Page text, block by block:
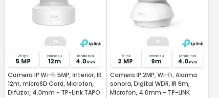
25 fps
5 MP
Infrarosu
12m
lentila fixa
4.0mm
Camera IP Wi-Fi 5MP, Interior, IR
12m, microSD Card, Microfon,
Difuzor, 4.0mm - TP-Link TAPO
15 fps
2 MP
Infrarosu
9m
lentila fixa
4.0mm
Camera IP 2MP, Wi-Fi, Alarma
sonora, Digital WDR, IR 9m,
Microfon, 4.0mm - TP-LINK